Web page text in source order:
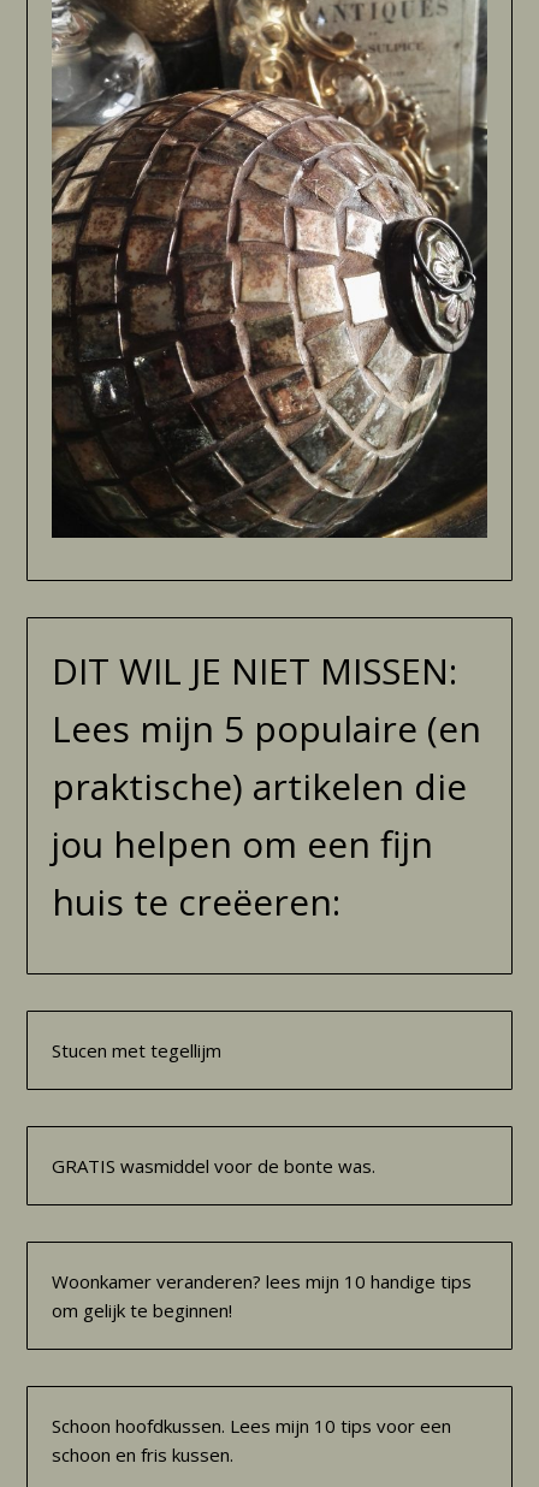
DIT WIL JE NIET MISSEN:
Lees mijn 5 populaire (en
praktische) artikelen die
jou helpen om een fijn
huis te creëeren:
Stucen met tegellijm
GRATIS wasmiddel voor de bonte was.
Woonkamer veranderen? lees mijn 10 handige tips
om gelijk te beginnen!
Schoon hoofdkussen. Lees mijn 10 tips voor een
schoon en fris kussen.